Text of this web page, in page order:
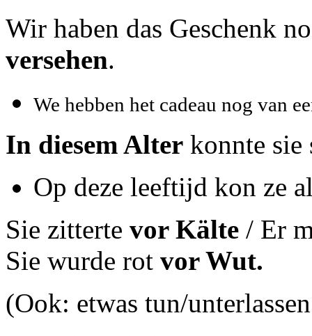
Wir haben das Geschenk
versehen.
We hebben het cadeau nog van
In diesem Alter konnte sie
Op deze leeftijd kon ze
Sie zitterte vor Kälte / Er
Sie wurde rot vor Wut.
(Ook: etwas tun/